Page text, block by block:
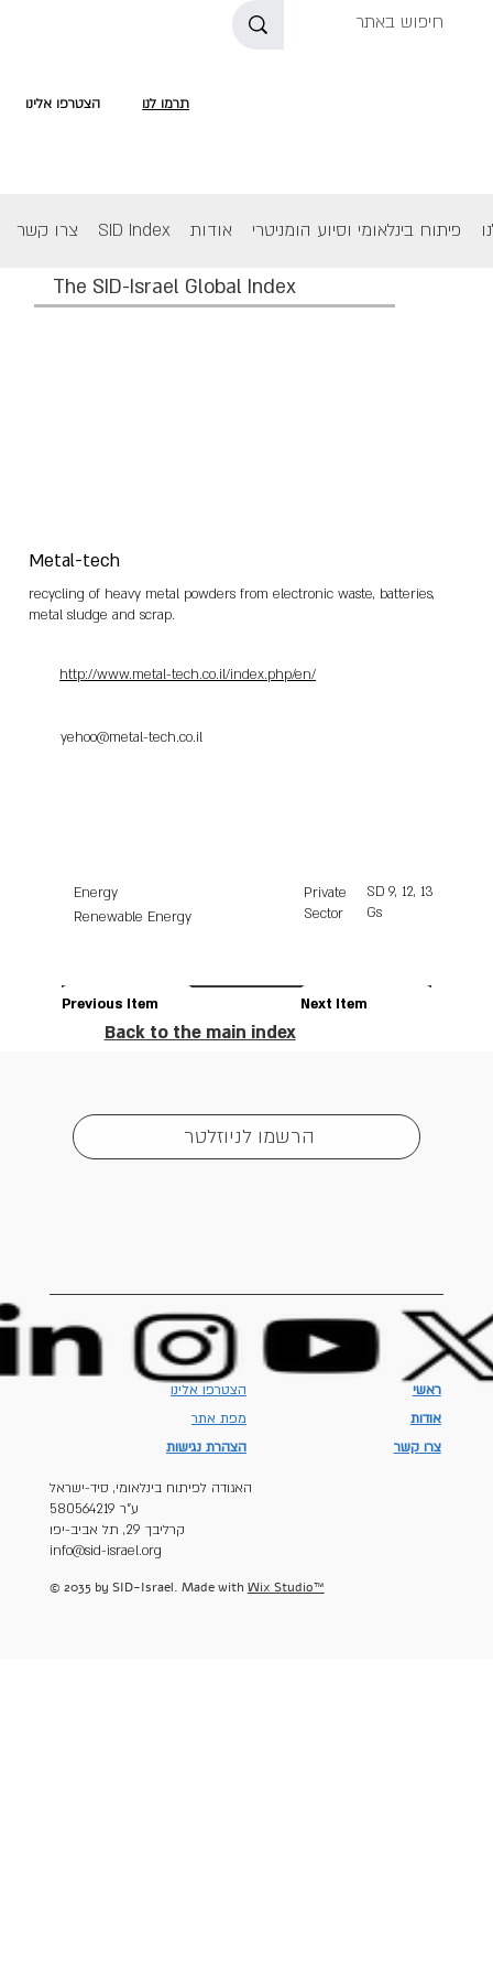
פיתוח בינלאומי וסיוע הומניטרי אודות SID Index צרו קשר
הצטרפו אלינו תרמו לנו
The SID-Israel Global Index
Metal-tech
recycling of heavy metal powders from electronic waste, batteries,
metal sludge and scrap.
http://www.metal-tech.co.il/index.php/en/
yehoo@metal-tech.co.il
Next Item
Previous Item
Energy
Renewable Energy
Private
Sector
SD
Gs
9, 12, 13
Back to the main index
הרשמו לניוזלטר
ראשי
הצטרפו אלינו
אודות
מפת אתר
צרו קשר
הצהרת נגישות
האגודה לפיתוח בינלאומי, סיד-ישראל
ע"ר 580564219
קרליבך 29, תל אביב-יפו
info@sid-israel.org
© 2035 by SID-Israel. Made with Wix Studio™